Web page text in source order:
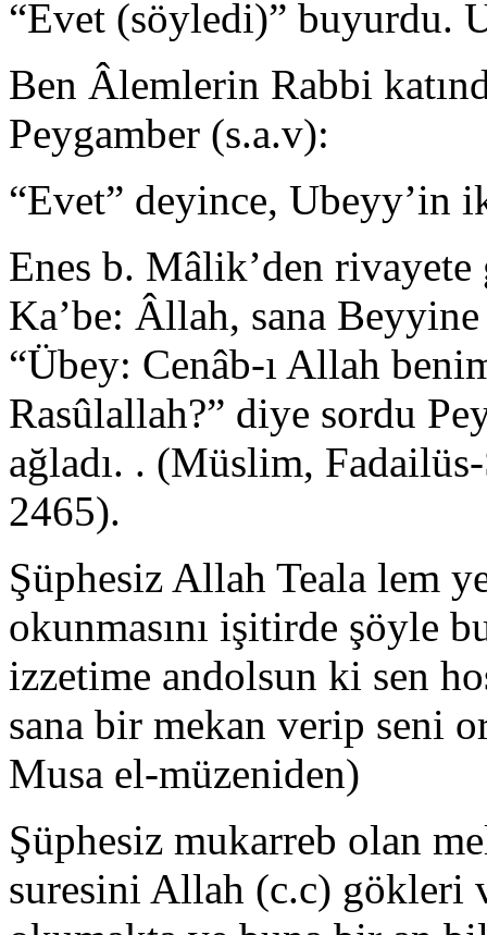
“Evet (söyledi)” buyurdu.
Ben Âlemlerin Rabbi
Peygamber (s.a.v):
“Evet” deyince, Ubeyy’in
Enes b. Mâlik’den
Ka’be: Âllah, sana
“Übey: Cenâb-ı Allah
Rasûlallah?” diye sordu
ağladı. . (Müslim,
2465).
Şüphesiz Allah Teala lem
okunmasını işitirde şöyle
izzetime andolsun ki sen
sana bir mekan verip seni
Musa el-müzeniden)
Şüphesiz mukarreb olan
suresini Allah (c.c) gökleri